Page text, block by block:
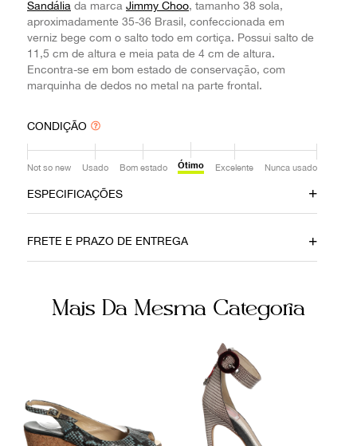
Sandália da marca Jimmy Choo, tamanho 38 sola,
aproximadamente 35-36 Brasil, confeccionada em
verniz bege com o salto todo em cortiça. Possui salto de
11,5 cm de altura e meia pata de 4 cm de altura.
Encontra-se em bom estado de conservação, com
marquinha de dedos no metal na parte frontal.
CONDIÇÃO
Not so new Usado Bom estado Ótimo Excelente Nunca usado
ESPECIFICAÇÕES
Verniz Bege
Fivela 800033
FRETE E PRAZO DE ENTREGA
Mais Da Mesma Categoria